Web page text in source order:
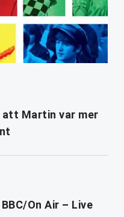
Martin var mer
On Air – Live